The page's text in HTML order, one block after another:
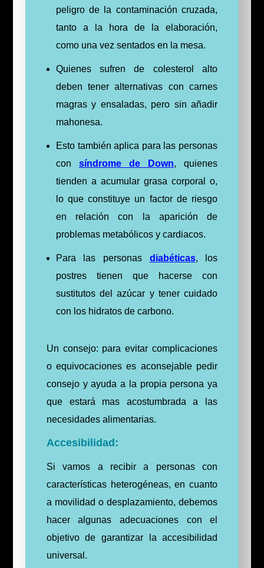
peligro de la contaminación cruzada,
tanto a la hora de la elaboración,
como una vez sentados en la mesa.
Quienes sufren de colesterol alto
deben tener alternativas con carnes
magras y ensaladas, pero sin añadir
mahonesa.
Esto también aplica para las personas
con síndrome de Down, quienes
tienden a acumular grasa corporal o,
lo que constituye un factor de riesgo
en relación con la aparición de
problemas metabólicos y cardiacos.
Para las personas diabéticas, los
postres tienen que hacerse con
sustitutos del azúcar y tener cuidado
con los hidratos de carbono.
Un consejo: para evitar complicaciones
o equivocaciones es aconsejable pedir
consejo y ayuda a la propia persona ya
que estará mas acostumbrada a las
necesidades alimentarias.
Accesibilidad:
Si vamos a recibir a personas con
características heterogéneas, en cuanto
a movilidad o desplazamiento, debemos
hacer algunas adecuaciones con el
objetivo de garantizar laaccesibilidad
universal .